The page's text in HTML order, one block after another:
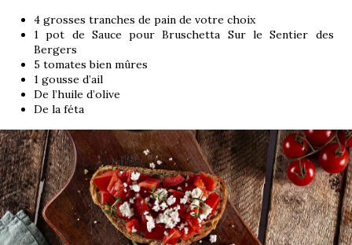
4 grosses tranches de pain de votre choix
1 pot deSauce pour Bruschetta Sur le Sentier des
Bergers
5 tomates bien mûres
1 gousse d’ail
De l’huile d’olive
De la féta